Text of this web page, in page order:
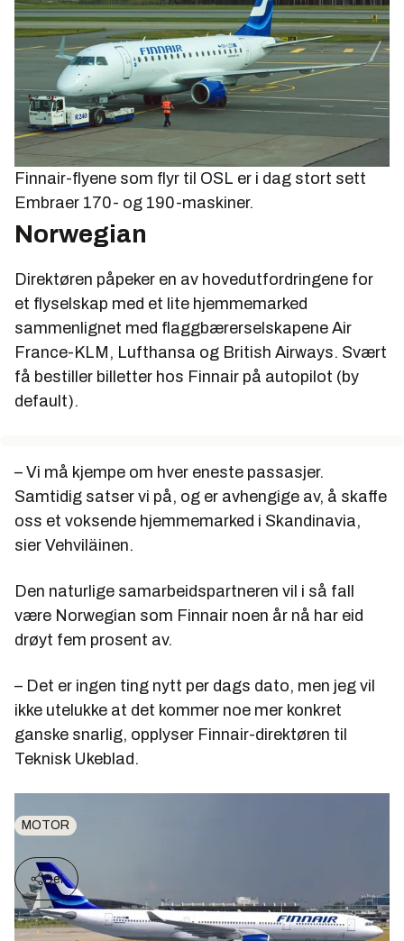
Finnair-flyene som flyr til OSL er i dag stort sett
Embraer 170- og 190-maskiner.
Norwegian
Direktøren påpeker en av hovedutfordringene for
et flyselskap med et lite hjemmemarked
sammenlignet med flaggbærerselskapene Air
France-KLM, Lufthansa og British Airways. Svært
få bestiller billetter hos Finnair på autopilot (by
default).
– Vi må kjempe om hver eneste passasjer.
Samtidig satser vi på, og er avhengige av, å skaffe
oss et voksende hjemmemarked i Skandinavia,
sier Vehviläinen.
Den naturlige samarbeidspartneren vil i så fall
være Norwegian som Finnair noen år nå har eid
drøyt fem prosent av.
– Det er ingen ting nytt per dags dato, men jeg vil
ikke utelukke at det kommer noe mer konkret
ganske snarlig, opplyser Finnair-direktøren til
Teknisk Ukeblad.
MOTOR
Del